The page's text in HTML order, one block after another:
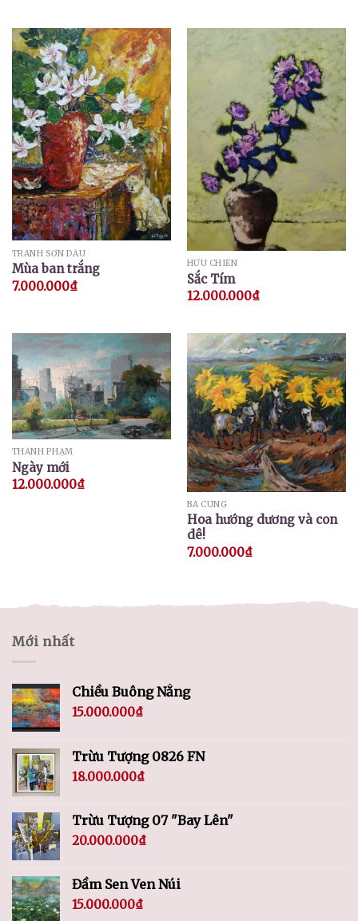
TRANH SƠN DẦU
Mùa ban trắng
7.000.000₫
HỮU CHIẾN
Sắc Tím
12.000.000₫
THÀNH PHẠM
Ngày mới
12.000.000₫
BÁ CUNG
Hoa hướng dương và con
dê!
7.000.000₫
Mới nhất
Chiều Buông Nắng
15.000.000₫
Trừu Tượng 0826 FN
18.000.000₫
Trừu Tượng 07 "Bay Lên"
20.000.000₫
Đầm Sen Ven Núi
15.000.000₫